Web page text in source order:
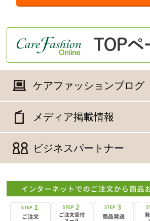
ケアファッションブログ
メディア掲載情報
ビジネスパートナー